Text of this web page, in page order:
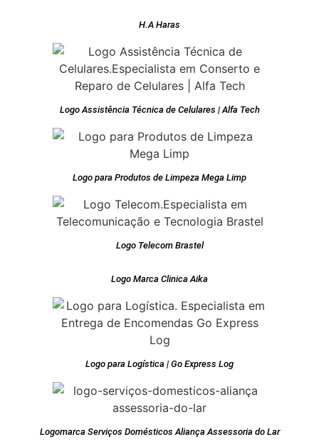
H.A Haras
Logo Assistência Técnica de Celulares | Alfa Tech
Logo para Produtos de Limpeza Mega Limp
Logo Telecom Brastel
Logo Marca Clinica Aika
Logo para Logística | Go Express Log
Logomarca Serviços Domésticos Aliança Assessoria do Lar